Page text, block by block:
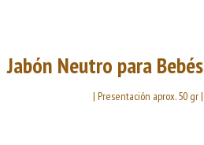
Jabón Neutro para Bebés
| Presentación aprox. 50 gr |